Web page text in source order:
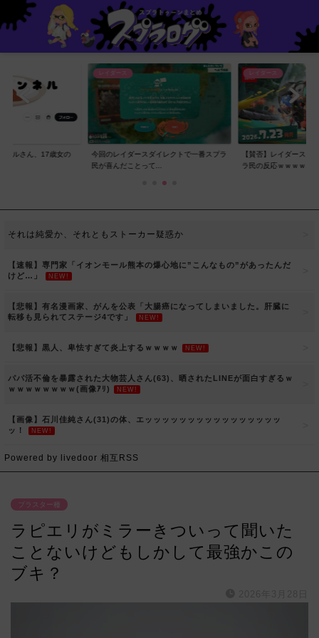
ネルさん、17歳女の
レイダース
今回のレイダースダイレクトで一番スプラ
民が喜んだことって...
レイダース
【賛否】レイダースダ
ラ民の反応ｗｗｗｗ...
それは純愛か、それともストーカー疑惑か
【速報】専門家「イオンモール熊本の爆心地に”こんなもの”があったんだ
けど…」
NEW!
【悲報】有名漫画家、がんを公表「大腸癌になってしまいました。肝臓に
転移も見られてステージ4です」
NEW!
【悲報】黒人、卑怯すぎて炎上するｗｗｗｗ NEW!
パパ活不倫を暴露された大物芸人さん(63)、晒されたLINEが面白すぎるｗ
ｗｗｗｗｗｗｗｗ(画像ｱﾘ)
NEW!
【画像】石川佳純さん(31)の体、エッッッッッッッッッッッッッッッッ
ッ！
NEW!
Powered by livedoor 相互RSS
ブラスター種
ラピエリがミラーきついって聞いた
ことないけどもしかして最強かこの
ブキ？